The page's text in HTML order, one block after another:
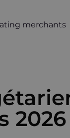
merchants
2026